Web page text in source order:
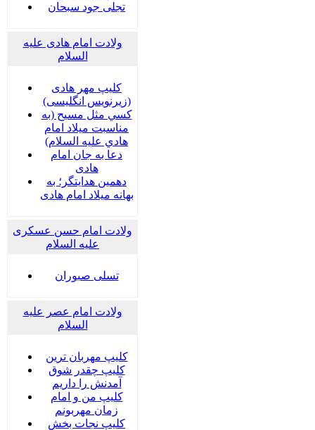
تجلی جود سبحان
ولادت امام هادی علیه
السلام
کلیپ مهر هادی
(زیرنویس انگلیسی)
كسي مثل مسيح (به
مناسبت ميلاد امام
هادي عليه السلام)
دعا به جان امام
هادی
دهمین هدایتگر؛ به
بهانه میلاد امام هادی
ولادت امام حسن عسکری
علیه السلام
تسلی صبوران
ولادت امام عصر علیه
السلام
کلیپ مهربان ترین
کلیپ چقدر شوق
آمدنش را داریم
کلیپ من و امام
زمان مهربونم
کلیپ نجات بخش